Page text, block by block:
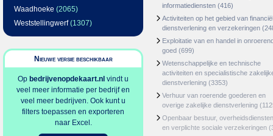
Waadhoeke (2065)
Weststellingwerf(1307)
Nieuwe versie beschikbaar
Op bedrijvenopdekaart.nl vindt u
veel meer informatie per bedrijf en
veel meer bedrijven. Ook kunt u
filters toepassen en exporteren
naar Excel.
informatiediensten (416)
Activiteiten op het gebied van
dienstverlening en verzekeringen
Exploitatie van en handel in
goed (699)
Wetenschappelijke en technische
activiteiten en specialistische
dienstverlening (3353)
Verhuur van roerende goederen en
overige zakelijke dienstverlening
Openbaar bestuur, overheidsdiensten
en verplichte sociale verzekeringen